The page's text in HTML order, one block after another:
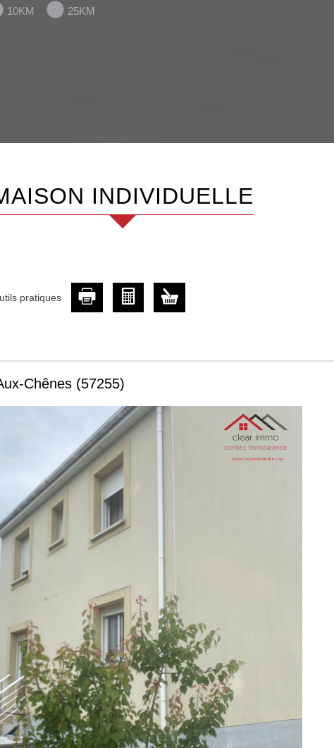
10KM 25KM
MAISON INDIVIDUELLE
pratiques
Chênes (57255)